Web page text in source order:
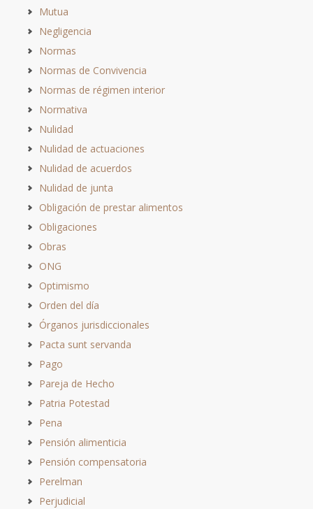
Mutua
Negligencia
Normas
Normas de Convivencia
Normas de régimen interior
Normativa
Nulidad
Nulidad de actuaciones
Nulidad de acuerdos
Nulidad de junta
Obligación de prestar alimentos
Obligaciones
Obras
ONG
Optimismo
Orden del día
Órganos jurisdiccionales
Pacta sunt servanda
Pago
Pareja de Hecho
Patria Potestad
Pena
Pensión alimenticia
Pensión compensatoria
Perelman
Perjudicial